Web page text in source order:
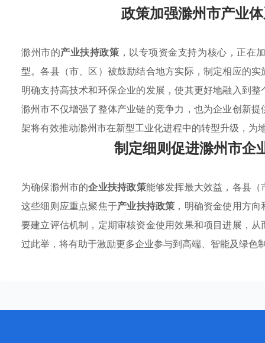
政策加强滁州市产业
滁州市的产业扶持政策 ，以专项资金支持为核心，正在
型。各县（市、区）被鼓励结合地方实际，制定相应的
明确支持高技术和环保企业的发展，使其更好地融入到
滁州市不仅增强了整体产业链的竞争力，也为企业创新
架将有效推动滁州市在新型工业化进程中的转型升级，为
制定细则促进滁州市企
为确保滁州市的企业扶持政策能够发挥最大效益，各县
这些细则应重点聚焦于产业扶持政策 ，明确资金使用方
要建立评估机制，定期审核资金使用效果和项目进展，
过此举，将有助于激励更多企业参与到高端、智能及绿